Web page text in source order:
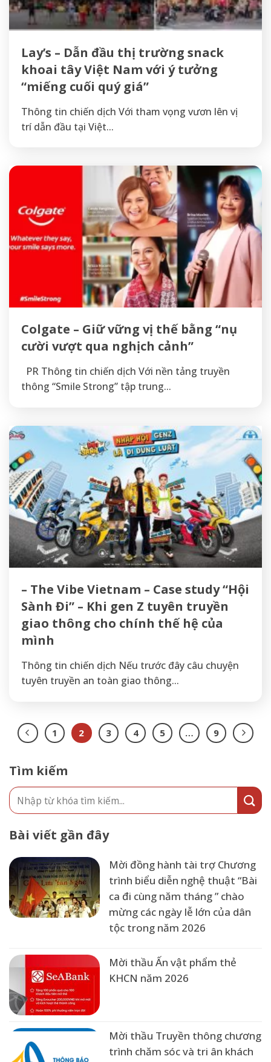
Lay’s – Dẫn đầu thị trường snack
khoai tây Việt Nam với ý tưởng
“miếng cuối quý giá”
Thông tin chiến dịch Với tham vọng vươn lên vị
trí dẫn đầu tại Việt...
Colgate – Giữ vững vị thế bằng “nụ
cười vượt qua nghịch cảnh”
PR Thông tin chiến dịch Với nền tảng truyền
thông “Smile Strong” tập trung...
– The Vibe Vietnam – Case study “Hội
Sành Đi” – Khi gen Z tuyên truyền
giao thông cho chính thế hệ của
mình
Thông tin chiến dịch Nếu trước đây câu chuyện
tuyên truyền an toàn giao thông...
1 2 3 4 5 … 9
Tìm kiếm
Bài viết gần đây
Mời đồng hành tài trợ Chương
trình biểu diễn nghệ thuật “Bài
ca đi cùng năm tháng ” chào
mừng các ngày lễ lớn của dân
tộc trong năm 2026
Mời thầu Ấn vật phẩm thẻ
KHCN năm 2026
Mời thầu Truyền thông chương
trình chăm sóc và tri ân khách